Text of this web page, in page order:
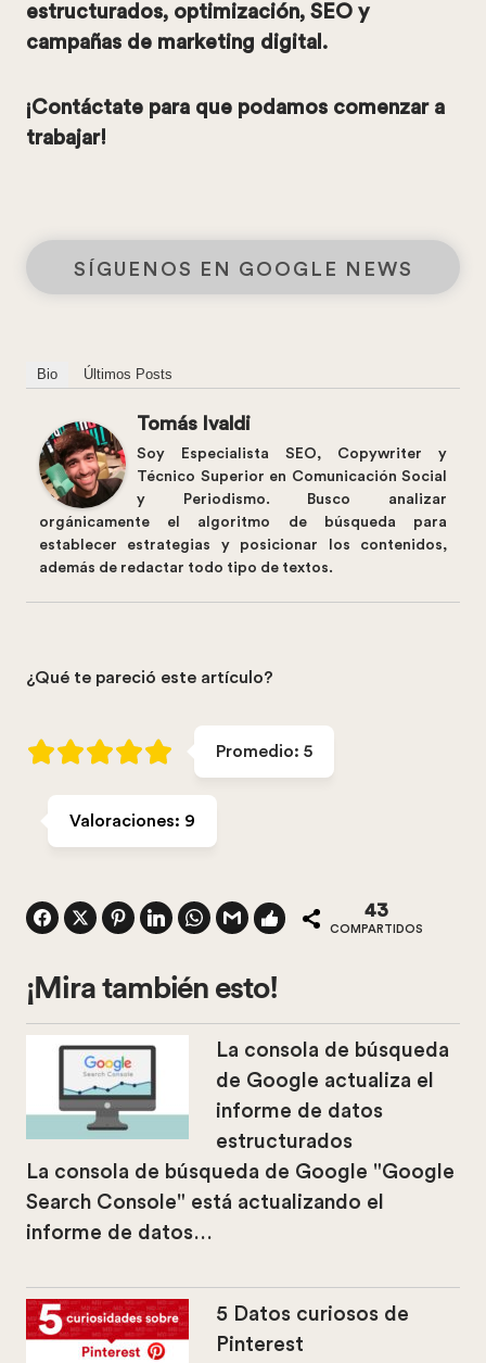
estructurados, optimización, SEO y
campañas de marketing digital.
¡Contáctate para que podamos comenzar a
trabajar!
SÍGUENOS EN GOOGLE NEWS
Bio Últimos Posts
Tomás Ivaldi
Soy Especialista SEO, Copywriter y
Técnico Superior en Comunicación Social
y Periodismo. Busco analizar
orgánicamente el algoritmo de búsqueda para
establecer estrategias y posicionar los contenidos,
además de redactar todo tipo de textos.
¿Qué te pareció este artículo?
Promedio: 5
Valoraciones: 9
43
COMPARTIDOS
¡Mira también esto!
La consola de búsqueda
de Google actualiza el
informe de datos
estructurados
La consola de búsqueda de Google "Google
Search Console" está actualizando el
informe de datos…
5 Datos curiosos de
Pinterest